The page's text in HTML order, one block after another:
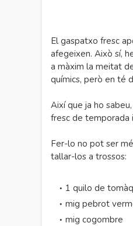
El gaspatxo fresc
afegeixen. Això sí,
a màxim la meitat
químics, però en té
Així que ja ho
fresc de temporada
Fer-lo no pot ser
tallar-los a trossos:
1 quilo de
mig pebrot
mig cogombre